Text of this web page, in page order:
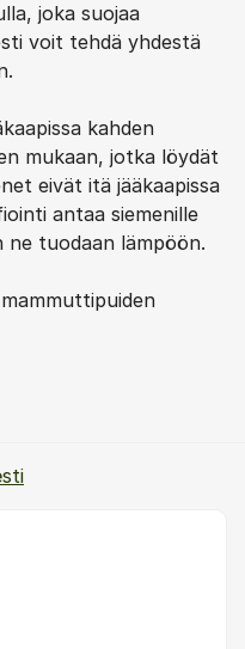
joka suojaa
voit tehdä yhdestä
kahden
mukaan, jotka löydät
eivät itä jääkaapissa
antaa siemenille
ne tuodaan lämpöön.